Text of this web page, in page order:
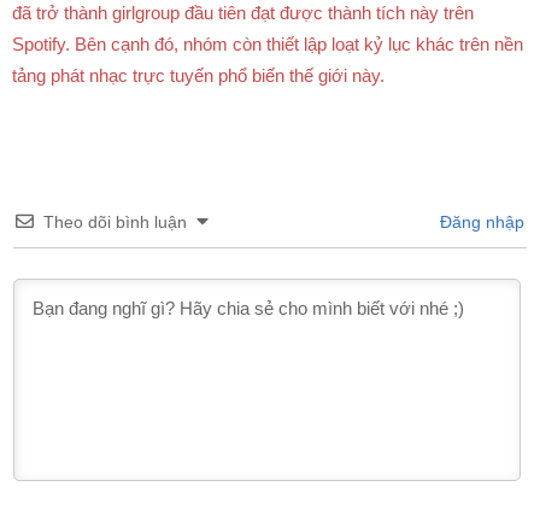
đã trở thành girlgroup đầu tiên đạt được thành tích này trên
Spotify. Bên cạnh đó, nhóm còn thiết lập loạt kỷ lục khác trên nền
tảng phát nhạc trực tuyến phổ biến thế giới này.
Theo dõi bình luận Đăng nhập